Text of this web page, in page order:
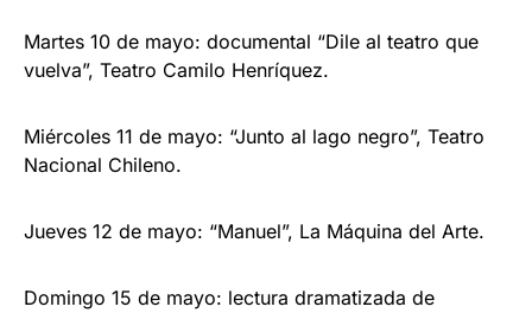
Martes 10 de mayo: documental “Dile al teatro que
vuelva”, Teatro Camilo Henríquez.
Miércoles 11 de mayo: “Junto al lago negro”, Teatro
Nacional Chileno.
Jueves 12 de mayo: “Manuel”, La Máquina del Arte.
Domingo 15 de mayo: lectura dramatizada de